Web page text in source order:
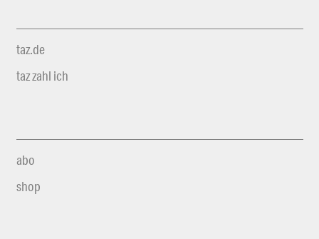
taz.de
taz zahl ich
abo
shop